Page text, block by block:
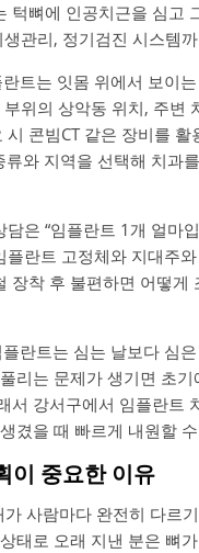
뼈에 인공치근을 심고
관리, 정기검진 시스템
트는 잇몸 위에서 보이
위의 상악동 위치, 주변
콘빔CT 같은 장비를
와 지역을 선택해 치과
담은 “임플란트 1개 얼마
란트 고정체와 지대주
착 후 불편하면 어떻
란트는 심는 날보다 심
리는 문제가 생기면 초
강서구에서 임플란트
겼을 때 빠르게 내원할
이 중요한 이유
사람마다 완전히 다르
태로 오래 지낸 분은 뼈